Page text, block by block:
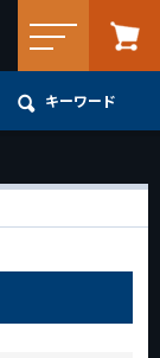
キーワード